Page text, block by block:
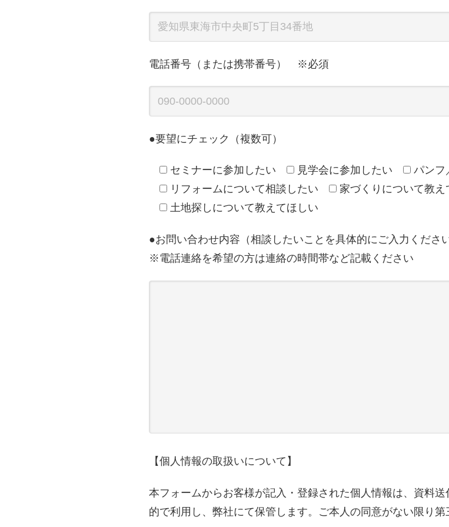
電話番号（または携帯番号） ※必須
●要望にチェック（複数可）
セミナーに参加したい 見学会に参加したい
パンフ
リフォームについて相談したい
家づくりについて教え
土地探しについて教えてほしい
●お問い合わせ内容（相談したいことを具体的にご入力ください
※電話連絡を希望の方は連絡の時間帯など記載ください
【個人情報の取扱いについて】
本フォームからお客様が記入・登録された個人情報は、資料
的で利用し、弊社にて保管します。ご本人の同意がない限り第